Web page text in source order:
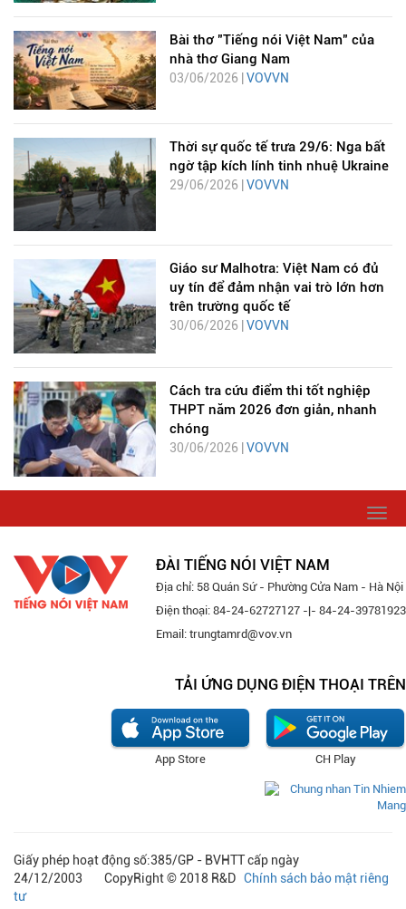
Bài thơ "Tiếng nói Việt Nam" của
nhà thơ Giang Nam
03/06/2026 | VOVVN
Thời sự quốc tế trưa 29/6: Nga bất
ngờ tập kích lính tinh nhuệ Ukraine
29/06/2026 | VOVVN
Giáo sư Malhotra: Việt Nam có đủ
uy tín để đảm nhận vai trò lớn hơn
trên trường quốc tế
30/06/2026 | VOVVN
Cách tra cứu điểm thi tốt nghiệp
THPT năm 2026 đơn giản, nhanh
chóng
30/06/2026 | VOVVN
ĐÀI TIẾNG NÓI VIỆT NAM
Địa chỉ: 58 Quán Sứ - Phường Cửa Nam - Hà Nội
Điện thoại: 84-24-62727127 -|- 84-24-39781923
Email: trungtamrd@vov.vn
TẢI ỨNG DỤNG ĐIỆN THOẠI TRÊN
CH Play
App Store
Giấy phép hoạt động số:385/GP - BVHTT cấp ngày
24/12/2003 CopyRight © 2018 R&D Chính sách bảo mật riêng
tư